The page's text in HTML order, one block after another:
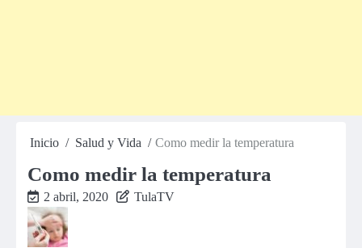
Inicio Salud y Vida Como medir la temperatura
Como medir la temperatura
2 abril, 2020 TulaTV